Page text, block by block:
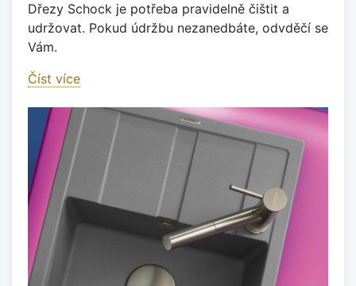
Dřezy Schock je potřeba pravidelně čištit a
udržovat. Pokud údržbu nezanedbáte, odvděčí se
Vám.
Číst více